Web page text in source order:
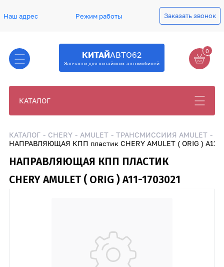
Наш адрес Режим работы Заказать звонок
КИТАЙАВТО62
Запчасти для китайских автомобилей
0
КАТАЛОГ
КАТАЛОГ CHERY AMULET
ТРАНСМИССИИЯ AMULET
НАПРАВЛЯЮЩАЯ КПП пластик CHERY AMULET ( ORIG ) A11-
НАПРАВЛЯЮЩАЯ КПП ПЛАСТИК
CHERY AMULET ( ORIG ) A11-1703021